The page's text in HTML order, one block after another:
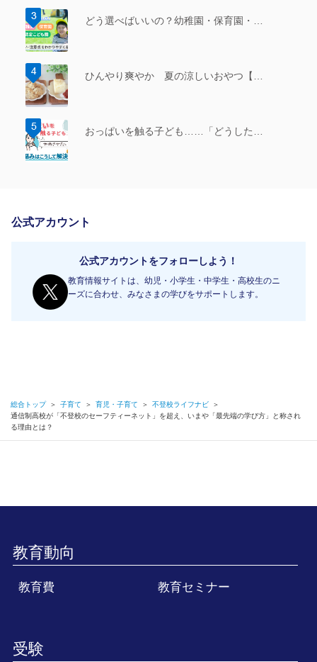
どう選べばいいの？幼稚園・保育園・…
ひんやり爽やか 夏の涼しいおやつ【…
おっぱいを触る子ども……「どうした…
公式アカウント
公式アカウントをフォローしよう！
教育情報サイトは、幼児・小学生・中学生・高校生のニ
ーズに合わせ、みなさまの学びをサポートします。
総合トップ ＞ 子育て ＞ 育児・子育て ＞ 不登校ライフナビ
＞
通信制高校が「不登校のセーフティーネット」を超え、いまや「最先端の学び方」と称され
る理由とは？
教育動向
教育費 教育セミナー
受験